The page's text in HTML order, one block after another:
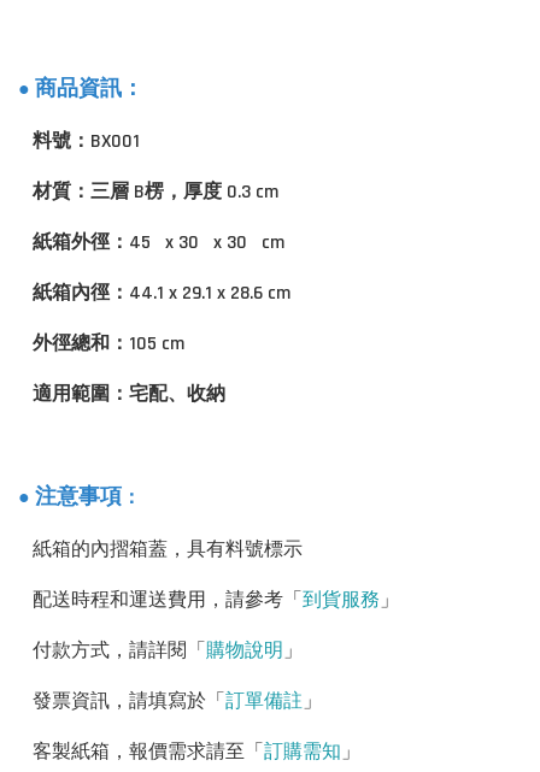
● 商品資訊：
料號：BX001
材質：三層 B楞，厚度 0.3 cm
紙箱外徑：45 x 30 x 30 cm
紙箱內徑：44.1 x 29.1 x 28.6 cm
外徑總和：105 cm
適用範圍：宅配、收納
● 注意事項 ：
紙箱的內摺箱蓋，具有料號標示
配送時程和運送費用，請參考「 到貨服務 」
付款方式，請詳閱「 購物說明 」
發票資訊，請填寫於「 訂單備註 」
客製紙箱，報價需求請至「 訂購需知 」